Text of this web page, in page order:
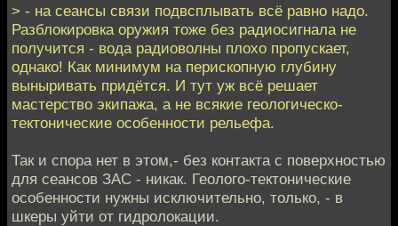
> - на сеансы связи подвсплывать всё равно надо.
Разблокировка оружия тоже без радиосигнала не
получится - вода радиоволны плохо пропускает,
однако! Как минимум на перископную глубину
выныривать придётся. И тут уж всё решает
мастерство экипажа, а не всякие геологическо-
тектонические особенности рельефа.
Так и спора нет в этом,- без контакта с поверхностью
для сеансов ЗАС - никак. Геолого-тектонические
особенности нужны исключительно, только, - в
шкеры уйти от гидролокации.